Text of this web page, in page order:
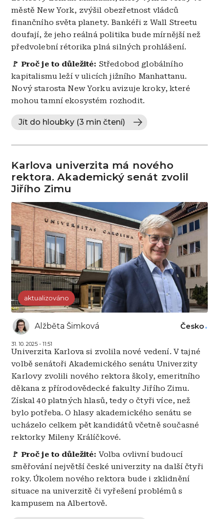
městě New York, zvýšil obezřetnost vládců
finančního světa planety. Bankéři z Wall Streetu
doufají, že jeho reálná politika bude mírnější než
předvolební rétorika plná silných prohlášení.
🚩 Proč je to důležité: Středobod globálního
kapitalismu leží v ulicích jižního Manhattanu.
Nový starosta New Yorku avizuje kroky, které
mohou tamní ekosystém rozhodit.
Jít do hloubky (3 min čtení)
Karlova univerzita má nového
rektora. Akademický senát zvolil
Jiřího Zimu
aktualizováno
Alžběta Šimková
31. 10. 2025 - 11:51
Česko
Univerzita Karlova si zvolila nové vedení. V tajné
volbě senátoři Akademického senátu Univerzity
Karlovy zvolili nového rektora školy, emeritního
děkana z přírodovědecké fakulty Jiřího Zimu.
Získal 40 platných hlasů, tedy o čtyři více, než
bylo potřeba. O hlasy akademického senátu se
ucházelo celkem pět kandidátů včetně současné
rektorky Mileny Králíčkové.
🚩 Proč je to důležité: Volba ovlivní budoucí
směřování největší české univerzity na další čtyři
roky. Úkolem nového rektora bude i zklidnění
situace na univerzitě či vyřešení problémů s
kampusem na Albertově.